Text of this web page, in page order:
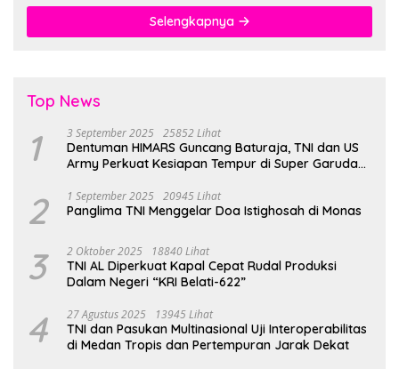
Selengkapnya
Top News
1 3 September 2025 25852 Lihat
Dentuman HIMARS Guncang Baturaja, TNI dan US
Army Perkuat Kesiapan Tempur di Super Garuda
2 1 September 2025 20945 Lihat
Panglima TNI Menggelar Doa Istighosah di Monas
3 2 Oktober 2025 18840 Lihat
TNI AL Diperkuat Kapal Cepat Rudal Produksi
Dalam Negeri “KRI Belati-622”
4 27 Agustus 2025 13945 Lihat
TNI dan Pasukan Multinasional Uji Interoperabilitas
di Medan Tropis dan Pertempuran Jarak Dekat